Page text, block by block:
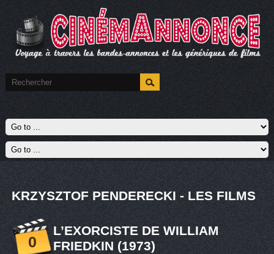
KRZYSZTOF PENDERECKI - LES FILMS
0
L’EXORCISTE DE WILLIAM
FRIEDKIN (1973)